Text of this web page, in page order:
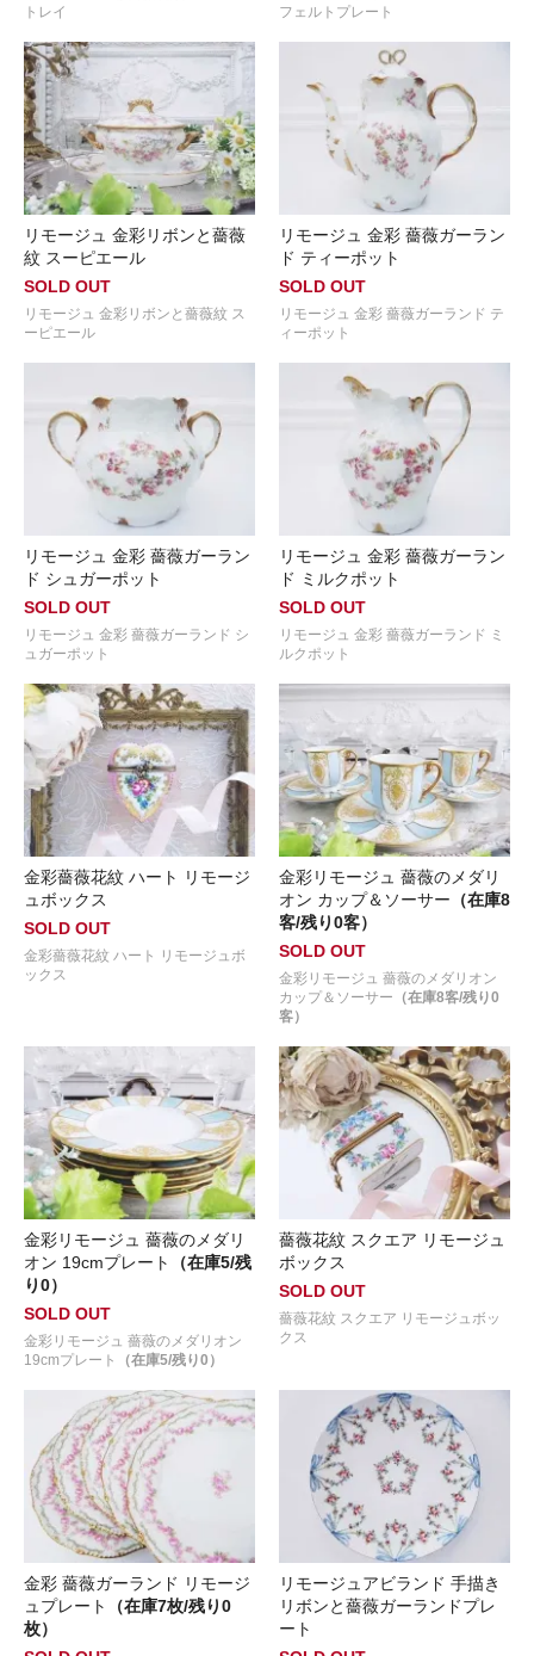
トレイ
フェルトプレート
リモージュ 金彩リボンと薔薇
紋 スーピエール
SOLD OUT
リモージュ 金彩リボンと薔薇紋 ス
ーピエール
リモージュ 金彩 薔薇ガーラン
ド ティーポット
SOLD OUT
リモージュ 金彩 薔薇ガーランド テ
ィーポット
リモージュ 金彩 薔薇ガーラン
ド シュガーポット
SOLD OUT
リモージュ 金彩 薔薇ガーランド シ
ュガーポット
リモージュ 金彩 薔薇ガーラン
ド ミルクポット
SOLD OUT
リモージュ 金彩 薔薇ガーランド ミ
ルクポット
金彩薔薇花紋 ハート リモージ
ュボックス
SOLD OUT
金彩薔薇花紋 ハート リモージュボ
ックス
金彩リモージュ 薔薇のメダリ
オン カップ＆ソーサー （在庫8
客/残り0客）
SOLD OUT
金彩リモージュ 薔薇のメダリオン
カップ＆ソーサー （在庫8客/残り0
客）
金彩リモージュ 薔薇のメダリ
オン 19cmプレート
（在庫5/残
り0）
SOLD OUT
金彩リモージュ 薔薇のメダリオン
19cmプレート
（在庫5/残り0）
薔薇花紋 スクエア リモージュ
ボックス
SOLD OUT
薔薇花紋 スクエア リモージュボッ
クス
金彩 薔薇ガーランド リモージ
ュプレート
（在庫7枚/残り0
枚）
リモージュアビランド 手描き
リボンと薔薇ガーランドプレ
ート